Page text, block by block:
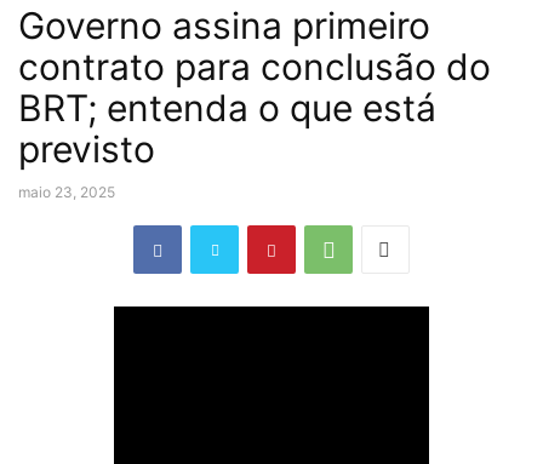
Governo assina primeiro
contrato para conclusão do
BRT; entenda o que está
previsto
maio 23, 2025